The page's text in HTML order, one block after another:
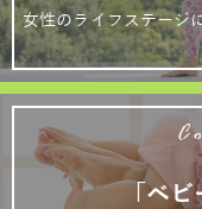
女性のライフステージ
「ベ